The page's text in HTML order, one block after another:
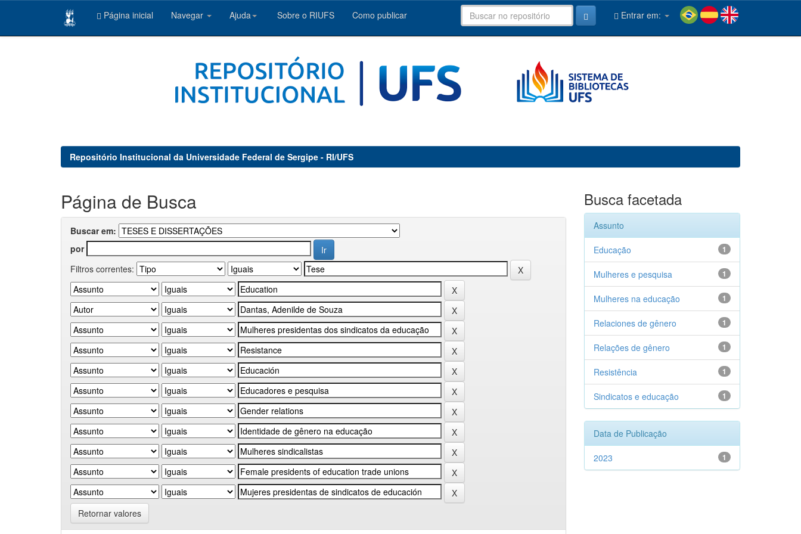
Página inicial Navegar Ajuda Sobre o RIUFS Como publicar Entrar em:
Repositório Institucional da Universidade Federal de Sergipe - RI/UFS
Página de Busca
Buscar em:
por
Filtros correntes:
Retornar valores
Busca facetada
Assunto
1
Educação
1
Mulheres e pesquisa
1
Mulheres na educação
1
Relaciones de gênero
1
Relações de gênero
1
Resistência
1
Sindicatos e educação
Data de Publicação
1
2023